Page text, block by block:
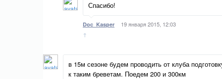
Спасибо!
Doc_Kasper
19 января 2015, 12:03
↑
в 15м сезоне будем проводить от клуба
к таким бреветам. Поедем 200 и 300км